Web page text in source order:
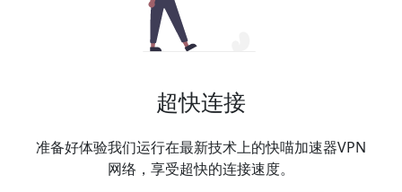
超快连接
准备好体验我们运行在最新技术上的快喵加速器VPN
网络，享受超快的连接速度。